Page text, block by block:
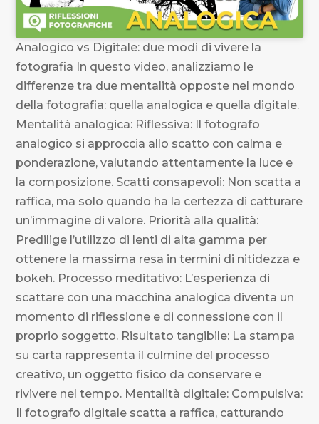
Analogico vs Digitale: due modi di vivere la
fotografia In questo video, analizziamo le
differenze tra due mentalità opposte nel mondo
della fotografia: quella analogica e quella digitale.
Mentalità analogica: Riflessiva: Il fotografo
analogico si approccia allo scatto con calma e
ponderazione, valutando attentamente la luce e
la composizione. Scatti consapevoli: Non scatta a
raffica, ma solo quando ha la certezza di catturare
un’immagine di valore. Priorità alla qualità:
Predilige l’utilizzo di lenti di alta gamma per
ottenere la massima resa in termini di nitidezza e
bokeh. Processo meditativo: L’esperienza di
scattare con una macchina analogica diventa un
momento di riflessione e di connessione con il
proprio soggetto. Risultato tangibile: La stampa
su carta rappresenta il culmine del processo
creativo, un oggetto fisico da conservare e
rivivere nel tempo. Mentalità digitale: Compulsiva:
Il fotografo digitale scatta a raffica, catturando